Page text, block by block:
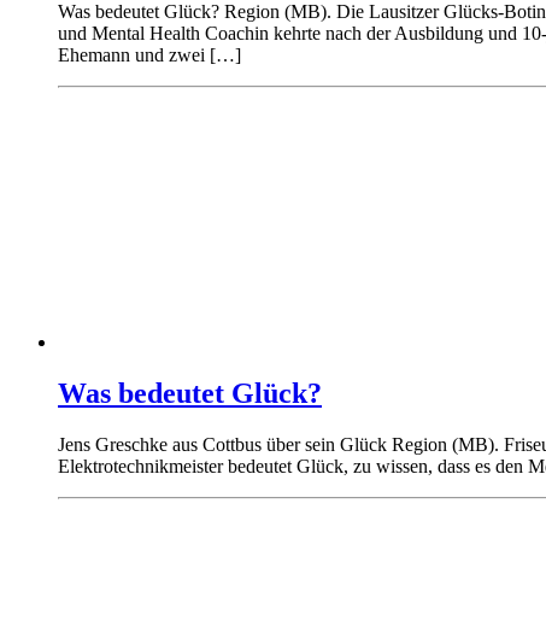
Was bedeutet Glück? Region (MB). Die Lausitzer Glücks-
und Mental Health Coachin kehrte nach der Ausbildung und
Ehemann und zwei […]
Was bedeutet Glück?
Jens Greschke aus Cottbus über sein Glück Region (MB).
Elektrotechnikmeister bedeutet Glück, zu wissen, dass es den